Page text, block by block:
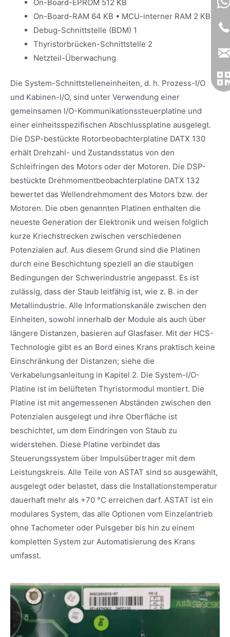
On-Board-EPROM 512 KB
On-Board-RAM 64 KB • MCU-interner RAM 2 KB
Debug-Schnittstelle (BDM) 1
Thyristorbrücken-Schnittstelle 2
Netzteil-Überwachung
Die System-Schnittstelleneinheiten, d. h. Prozess-I/O
und Kabinen-I/O, sind unter Verwendung einer
gemeinsamen I/O-Kommunikationssteuerplatine und
einer einheitsspezifischen Abschlussplatine ausgelegt.
Die DSP-bestückte Rotorbeobachterplatine DATX 130
erhält Drehzahl- und Zustandsstatus von den
Schleifringen des Motors oder der Motoren. Die DSP-
bestückte Drehmomentbeobachterplatine DATX 132
bewertet das Wellendrehmoment des Motors bzw. der
Motoren. Die oben genannten Platinen enthalten die
neueste Generation der Elektronik und weisen folglich
kurze Kriechstrecken zwischen verschiedenen
Potenzialen auf. Aus diesem Grund sind die Platinen
durch eine Beschichtung speziell an die staubigen
Bedingungen der Schwerindustrie angepasst. Es ist
zulässig, dass der Staub leitfähig ist, wie z. B. in der
Metallindustrie. Alle Informationskanäle zwischen den
Einheiten, sowohl innerhalb der Module als auch über
längere Distanzen, basieren auf Glasfaser. Mit der HCS-
Technologie gibt es an Bord eines Krans praktisch keine
Einschränkung der Distanzen; siehe die
Verkabelungsanleitung in Kapitel 2. Die System-I/O-
Platine ist im belüfteten Thyristormodul montiert. Die
Platine ist mit angemessenen Abständen zwischen den
Potenzialen ausgelegt und ihre Oberfläche ist
beschichtet, um dem Eindringen von Staub zu
widerstehen. Diese Platine verbindet das
Steuerungssystem über Impulsübertrager mit dem
Leistungskreis. Alle Teile von ASTAT sind so ausgewählt,
ausgelegt oder belastet, dass die Installationstemperatur
dauerhaft mehr als +70 °C erreichen darf. ASTAT ist ein
modulares System, das alle Optionen vom Einzelantrieb
ohne Tachometer oder Pulsgeber bis hin zu einem
kompletten System zur Automatisierung des Krans
umfasst.